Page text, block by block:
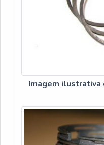
Imagem